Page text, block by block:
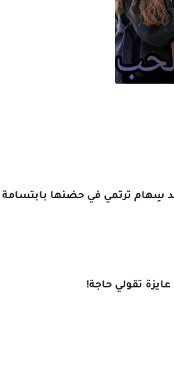
سِهام ترتمي في حضنها بابتسامة
تقولي حاجة!